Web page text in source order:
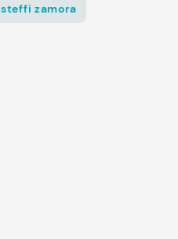
steffi zamora